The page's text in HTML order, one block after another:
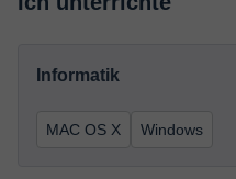
Informatik
MAC OS X Windows